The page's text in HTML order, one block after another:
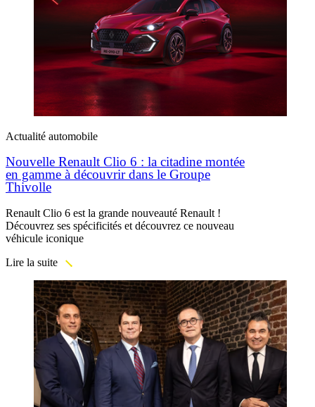
Actualité automobile
Nouvelle Renault Clio 6 : la citadine montée
en gamme à découvrir dans le Groupe
Thivolle
Renault Clio 6 est la grande nouveauté Renault !
Découvrez ses spécificités et découvrez ce nouveau
véhicule iconique
Lire la suite